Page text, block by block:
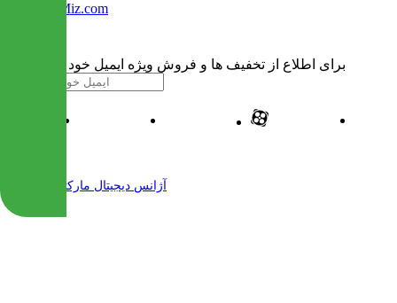
Info@IranMiz.com
برای اطلاع از تخفیف ها و فروش ویژه ایمیل خود را وارد کنید
آژانس دیجیتال مارکتینگ مهرنت